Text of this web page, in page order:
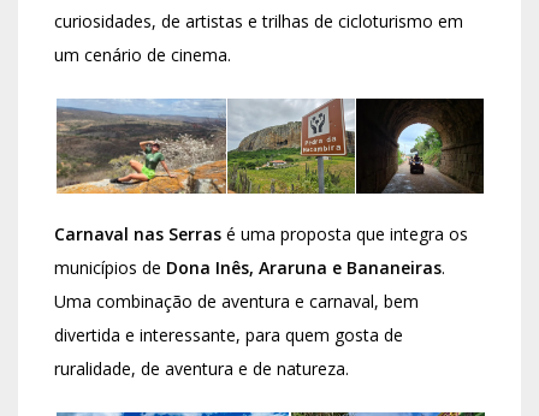
curiosidades, de artistas e trilhas de cicloturismo em
um cenário de cinema.
Carnaval nas Serras é uma proposta que integra os
municípios de Dona Inês, Araruna e Bananeiras.
Uma combinação de aventura e carnaval, bem
divertida e interessante, para quem gosta de
ruralidade, de aventura e de natureza.